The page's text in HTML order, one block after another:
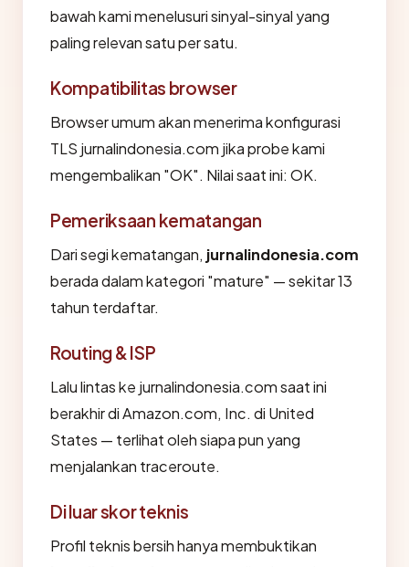
bawah kami menelusuri sinyal-sinyal yang
paling relevan satu per satu.
Kompatibilitas browser
Browser umum akan menerima konfigurasi
TLS jurnalindonesia.com jika probe kami
mengembalikan "OK". Nilai saat ini: OK.
Pemeriksaan kematangan
Dari segi kematangan, jurnalindonesia.com
berada dalam kategori "mature" — sekitar 13
tahun terdaftar.
Routing & ISP
Lalu lintas ke jurnalindonesia.com saat ini
berakhir di Amazon.com, Inc. di United
States — terlihat oleh siapa pun yang
menjalankan traceroute.
Di luar skor teknis
Profil teknis bersih hanya membuktikan